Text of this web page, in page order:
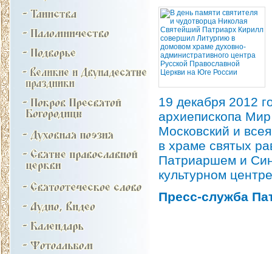
19 декабря 2012
архиепископа Мир
Московский и
в храме святых
Патриаршем и
культурном
Пресс-служба